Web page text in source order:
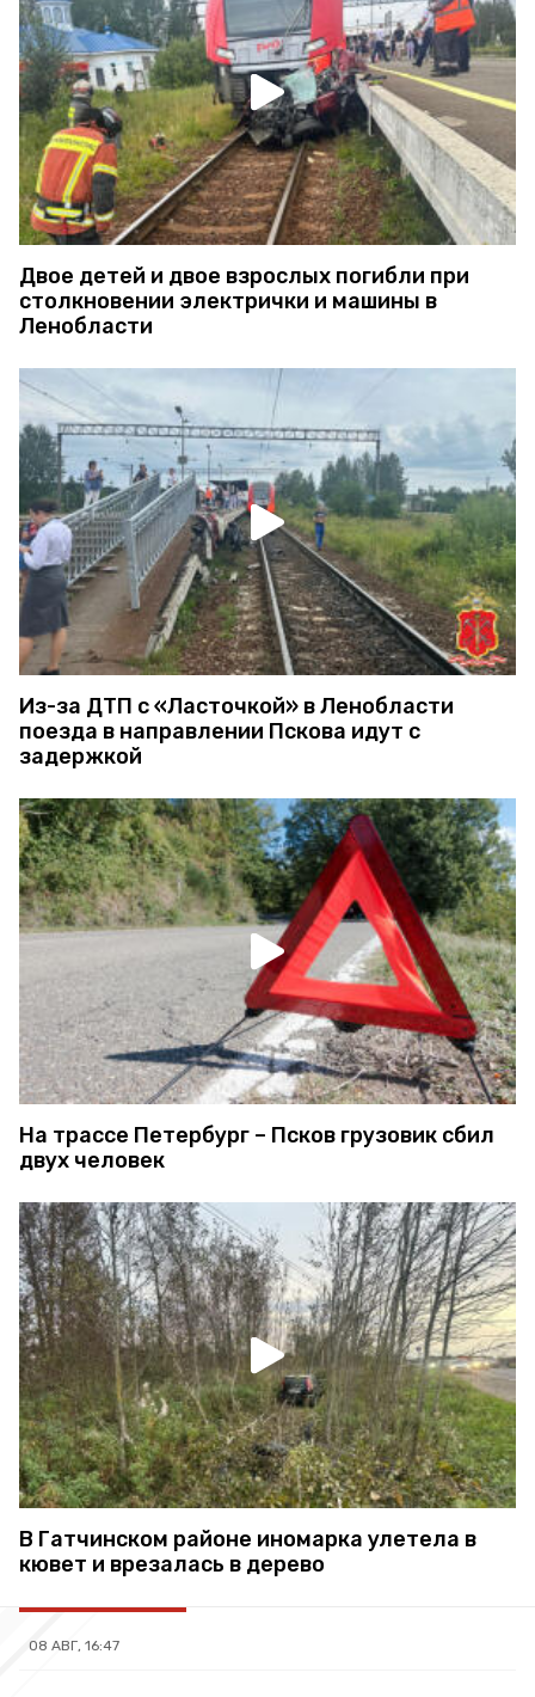
Двое детей и двое взрослых погибли при
столкновении электрички и машины в
Ленобласти
Из-за ДТП с «Ласточкой» в Ленобласти
поезда в направлении Пскова идут с
задержкой
На трассе Петербург – Псков грузовик сбил
двух человек
В Гатчинском районе иномарка улетела в
кювет и врезалась в дерево
08 АВГ, 16:47